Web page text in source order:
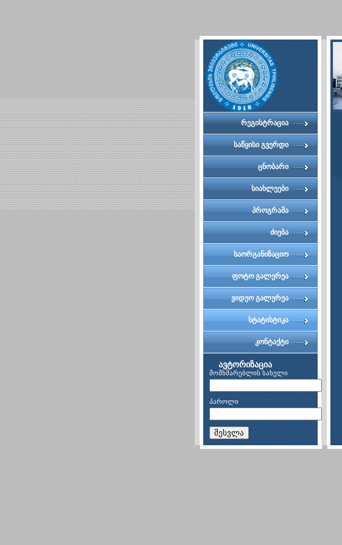
რეგისტრაცია
საწყისი გვერდი
ცნობარი
სიახლეები
პროგრამა
ძიება
საორგანიზაციო
კომიტეტი
ფოტო გალერეა
ვიდეო გალერეა
სტატისტიკა
კონტაქტი
ავტორიზაცია
მომხმარებლის სახელი
პაროლი
შესვლა